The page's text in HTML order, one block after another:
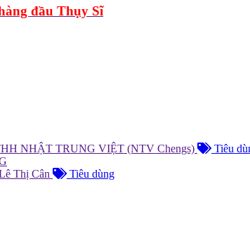
đầu Thụy Sĩ
NHẬT TRUNG VIỆT (NTV Chengs) Tiêu
Thị Cân Tiêu dùng